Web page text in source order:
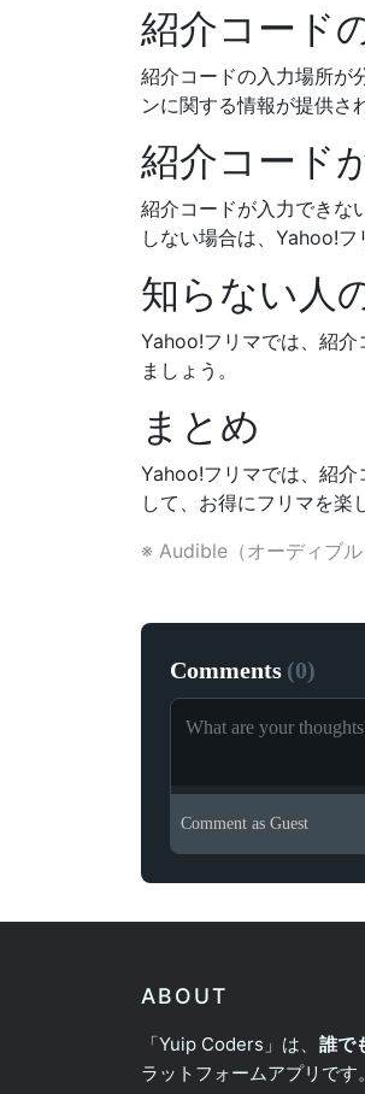
紹介コード
紹介コードの入力場所が
ンに関する情報が提供さ
紹介コード
紹介コードが入力できな
しない場合は、Yahoo!フ
知らない人
Yahoo!フリマでは、紹介
ましょう。
まとめ
Yahoo!フリマでは、紹
して、お得にフリマを楽
※ Audible（オーディブ
Comments (0)
Comment as Guest
ABOUT
「Yuip Coders」は、 誰で
ラットフォームアプリです。